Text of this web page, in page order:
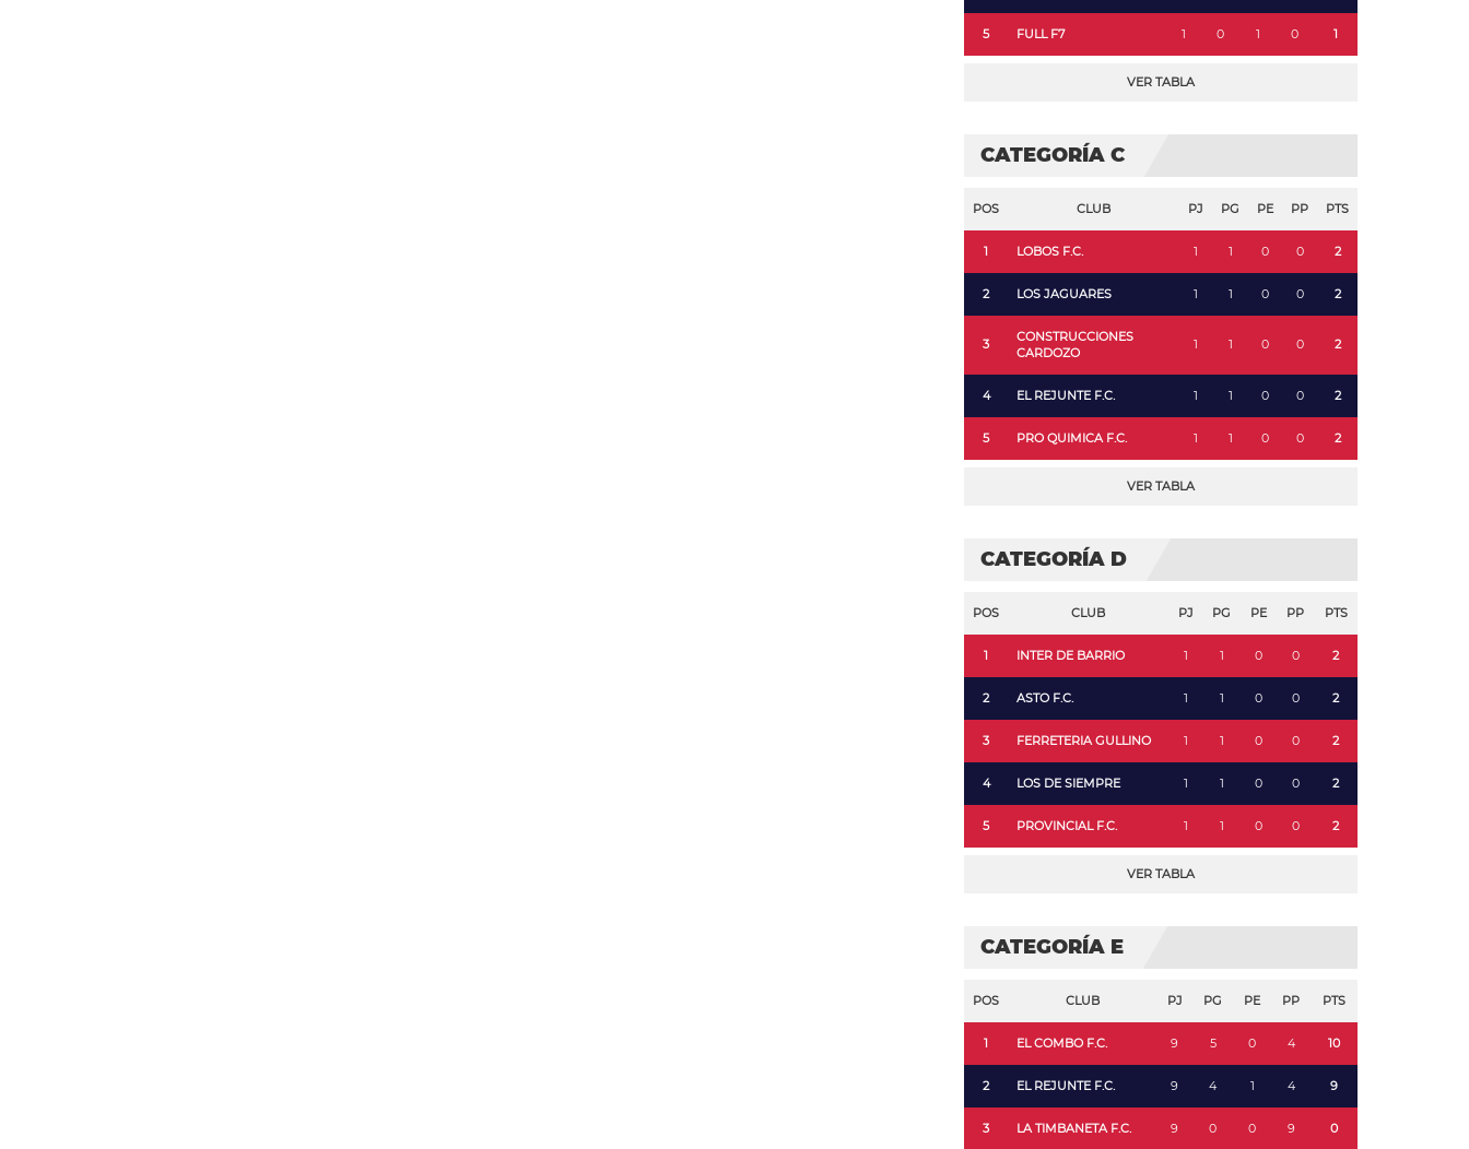
5 FULL F7 1 0 1 0 1
VER TABLA
CATEGORÍA C
POS CLUB PJ PG PE PP PTS
1 LOBOS F.C. 1 1 0 0 2
2 LOS JAGUARES 1 1 0 0 2
3
CONSTRUCCIONES
CARDOZO
1 1 0 0 2
4 EL REJUNTE F.C. 1 1 0 0 2
5 PRO QUIMICA F.C. 1 1 0 0 2
VER TABLA
CATEGORÍA D
POS CLUB PJ PG PE PP PTS
1 INTER DE BARRIO 1 1 0 0 2
2 ASTO F.C. 1 1 0 0 2
3 FERRETERIA GULLINO 1 1 0 0 2
4 LOS DE SIEMPRE 1 1 0 0 2
5 PROVINCIAL F.C. 1 1 0 0 2
VER TABLA
CATEGORÍA E
POS CLUB PJ PG PE PP PTS
1 EL COMBO F.C. 9 5 0 4 10
2 EL REJUNTE F.C. 9 4 1 4 9
3 LA TIMBANETA F.C. 9 0 0 9 0